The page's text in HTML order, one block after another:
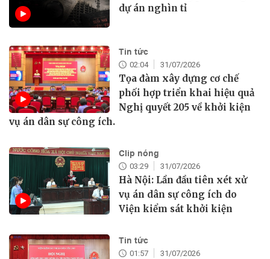
dự án nghìn tỉ
Tin tức
02:04 31/07/2026
Tọa đàm xây dựng cơ chế
phối hợp triển khai hiệu quả
Nghị quyết 205 về khởi kiện
vụ án dân sự công ích.
Clip nóng
03:29 31/07/2026
Hà Nội: Lần đầu tiên xét xử
vụ án dân sự công ích do
Viện kiểm sát khởi kiện
Tin tức
01:57 31/07/2026